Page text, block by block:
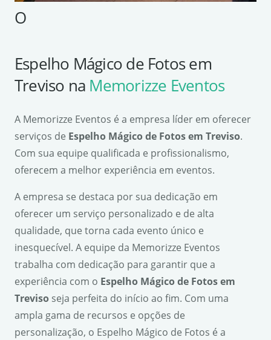
O
Espelho Mágico de Fotos em
Treviso na Memorizze Eventos
A Memorizze Eventos é a empresa líder em oferecer
serviços de Espelho Mágico de Fotos em Treviso.
Com sua equipe qualificada e profissionalismo,
oferecem a melhor experiência em eventos.
A empresa se destaca por sua dedicação em
oferecer um serviço personalizado e de alta
qualidade, que torna cada evento único e
inesquecível. A equipe da Memorizze Eventos
trabalha com dedicação para garantir que a
experiência com o Espelho Mágico de Fotos em
Treviso seja perfeita do início ao fim. Com uma
ampla gama de recursos e opções de
personalização, o Espelho Mágico de Fotos é a